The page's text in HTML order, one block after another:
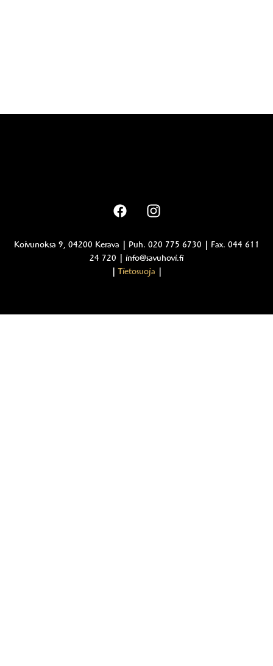
Koivunoksa 9, 04200 Kerava | Puh. 020 775 6730 | Fax. 044 611
24 720 | info@savuhovi.fi
Tietosuoja